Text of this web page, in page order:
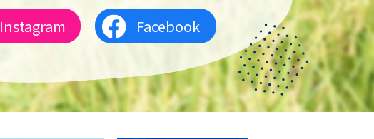
Instagram
Facebook